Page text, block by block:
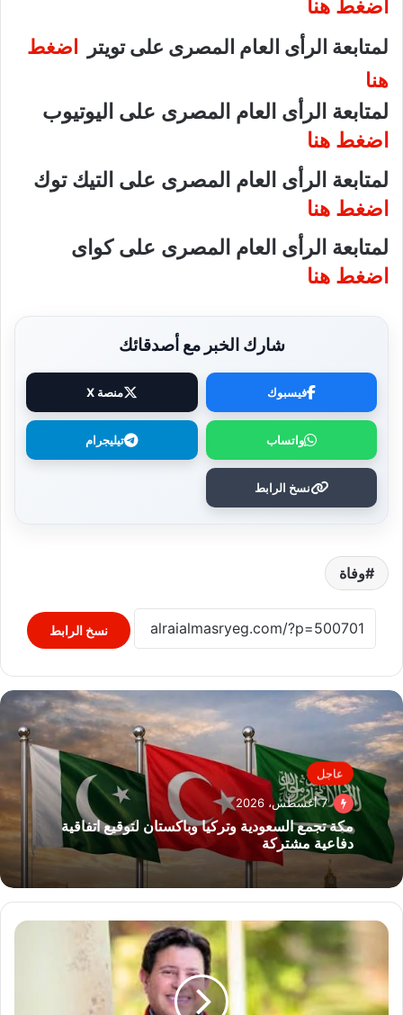
اضغط هنا
لمتابعة الرأى العام المصرى على تويتر
اضغط
هنا
لمتابعة الرأى العام المصرى على اليوتيوب
اضغط هنا
لمتابعة الرأى العام المصرى على التيك توك
اضغط هنا
لمتابعة الرأى العام المصرى على كواى
اضغط هنا
شارك الخبر مع أصدقائك
فيسبوك منصة X
واتساب تيليجرام
نسخ الرابط
وفاة
نسخ الرابط
عاجل
7 أغسطس، 2026
مكة تجمع السعودية وتركيا وباكستان لتوقيع اتفاقية
دفاعية مشتركة
وائل
رحيل
هانى
شاكر